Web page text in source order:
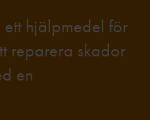
ett hjälpmedel för
reparera skador
en